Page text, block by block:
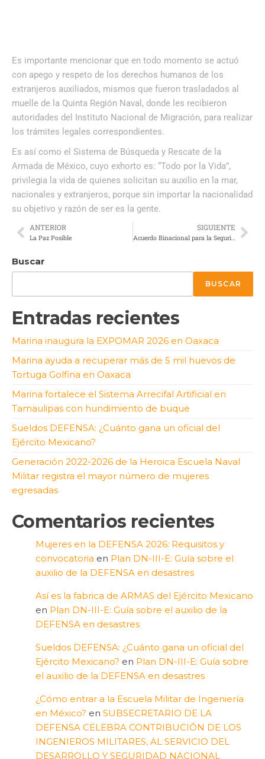
Es importante mencionar que en todo momento se actuó
con apego y respeto de los derechos humanos de los
extranjeros auxiliados, mismos que fueron trasladados al
muelle de la Quinta Región Naval, donde les recibieron
autoridades del Instituto Nacional de Migración, para realizar
los trámites legales correspondientes.
Es así como el Sistema de Búsqueda y Rescate de la
Armada de México, cuyo exhorto es: “Todo por la Vida”,
privilegia la vida de quienes solicitan su auxilio en la mar,
nacionales y extranjeros, porque sin importar la nacionalidad
su objetivo y razón de ser es la gente.
ANTERIOR
La Paz Posible
SIGUIENTE
Acuerdo Binacional para la Seguridad
Buscar
BUSCAR
Entradas recientes
Marina inaugura la EXPOMAR 2026 en Oaxaca
Marina ayuda a recuperar más de 5 mil huevos de
Tortuga Golfina en Oaxaca
Marina fortalece el Sistema Arrecifal Artificial en
Tamaulipas con hundimiento de buque
Sueldos DEFENSA: ¿Cuánto gana un oficial del
Ejército Mexicano?
Generación 2022-2026 de la Heroica Escuela Naval
Militar registra el mayor número de mujeres
egresadas
Comentarios recientes
Mujeres en la DEFENSA 2026: Requisitos y
convocatoria en Plan DN-III-E: Guía sobre el
auxilio de la DEFENSA en desastres
Así es la fabrica de ARMAS del Ejército Mexicano
en Plan DN-III-E: Guía sobre el auxilio de la
DEFENSA en desastres
Sueldos DEFENSA: ¿Cuánto gana un oficial del
Ejército Mexicano? en Plan DN-III-E: Guía sobre
el auxilio de la DEFENSA en desastres
¿Cómo entrar a la Escuela Militar de Ingeniería
en México? en SUBSECRETARIO DE LA
DEFENSA CELEBRA CONTRIBUCIÓN DE LOS
INGENIEROS MILITARES, AL SERVICIO DEL
DESARROLLO Y SEGURIDAD NACIONAL